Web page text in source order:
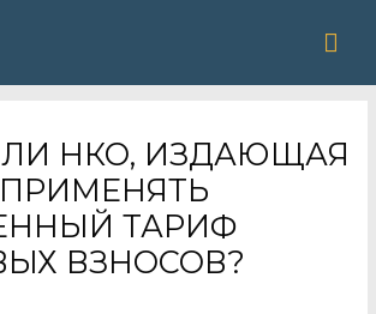
ЛИ НКО, ИЗДАЮЩАЯ
ПРИМЕНЯТЬ
ТАРИФ
ВЗНОСОВ?